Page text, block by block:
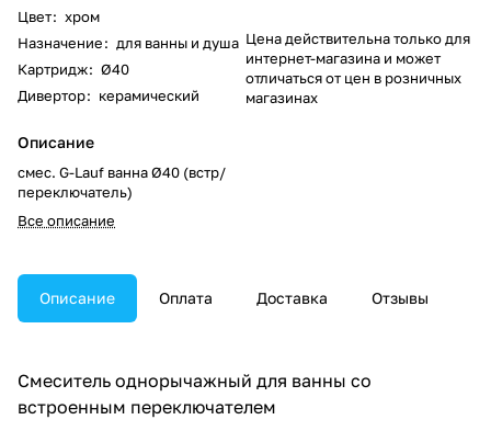
Цвет: хром
Назначение: для ванны и душа
Картридж: Ø40
Дивертор: керамический
Описание
смес. G-Lauf ванна Ø40 (встр/
переключатель)
Все описание
Цена действительна только для
интернет-магазина и может
отличаться от цен в розничных
магазинах
Описание Оплата Доставка Отзывы
Смеситель однорычажный для ванны со
встроенным переключателем